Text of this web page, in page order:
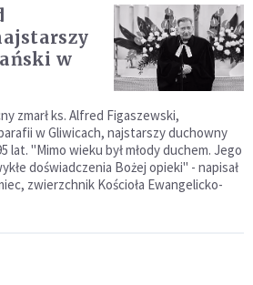
w
zmarł ks. Alfred Figaszewski,
w Gliwicach, najstarszy duchowny
lat. "Mimo wieku był młody duchem. Jego
doświadczenia Bożej opieki" - napisał
zwierzchnik Kościoła Ewangelicko-